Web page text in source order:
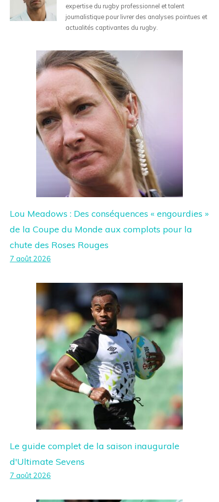
expertise du rugby professionnel et talent
journalistique pour livrer des analyses pointues et
actualités captivantes du rugby.
Lou Meadows : Des conséquences « engourdies »
de la Coupe du Monde aux complots pour la
chute des Roses Rouges
7 août 2026
Le guide complet de la saison inaugurale
d'Ultimate Sevens
7 août 2026